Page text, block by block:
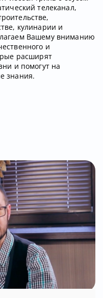
телеканал,
кулинарии и
Вашему вниманию
и
расширят
и помогут на
знания.